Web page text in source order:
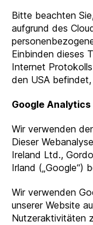
Bitte beachten
aufgrund des
Einbinden dieses
Internet
den USA
Google Analytics
Wir verwenden
Dieser
Ireland Ltd.,
Irland („Google“)
Wir verwenden
unserer Website
Nutzeraktivitäten